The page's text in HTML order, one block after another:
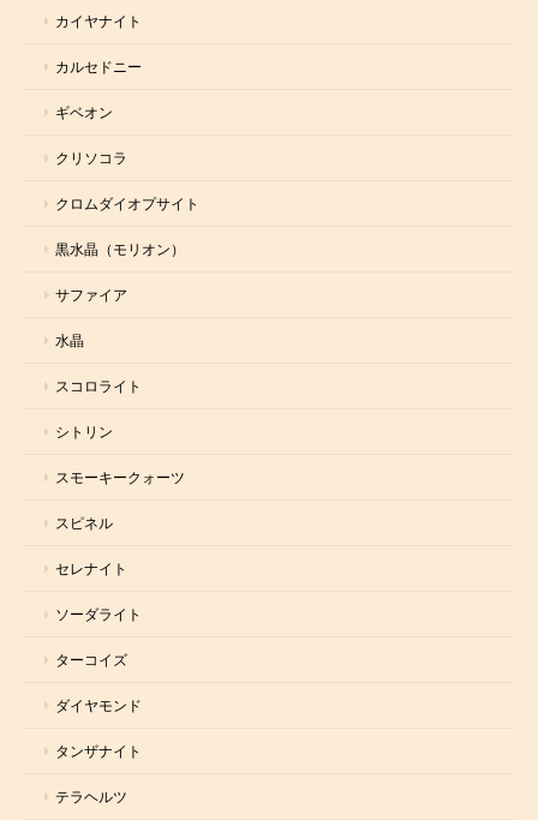
カイヤナイト
カルセドニー
ギベオン
クリソコラ
クロムダイオプサイト
黒水晶（モリオン）
サファイア
水晶
スコロライト
シトリン
スモーキークォーツ
スピネル
セレナイト
ソーダライト
ターコイズ
ダイヤモンド
タンザナイト
テラヘルツ